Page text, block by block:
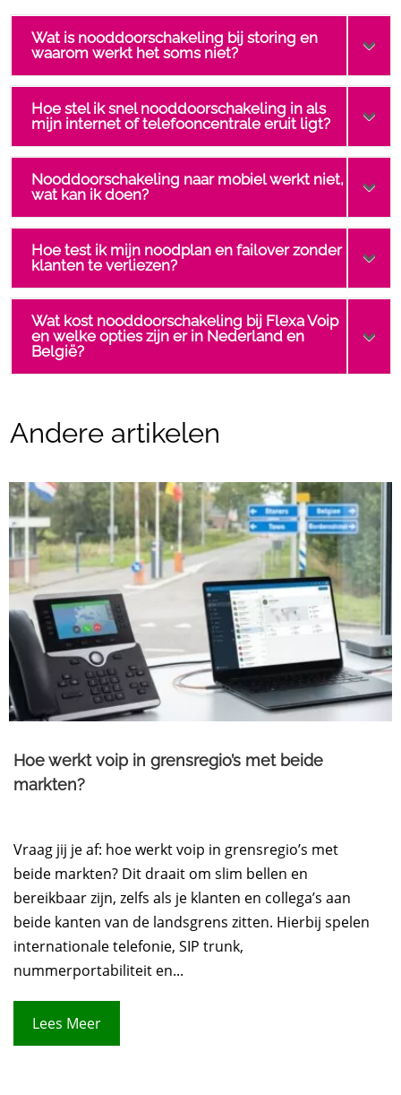
Wat is nooddoorschakeling bij storing en
waarom werkt het soms niet?
Hoe stel ik snel nooddoorschakeling in als
mijn internet of telefooncentrale eruit ligt?
Nooddoorschakeling naar mobiel werkt niet,
wat kan ik doen?
Hoe test ik mijn noodplan en failover zonder
klanten te verliezen?
Wat kost nooddoorschakeling bij Flexa Voip
en welke opties zijn er in Nederland en
België?
Andere artikelen
Hoe werkt voip in grensregio’s met beide
markten?
Vraag jij je af: hoe werkt voip in grensregio’s met
beide markten? Dit draait om slim bellen en
bereikbaar zijn, zelfs als je klanten en collega’s aan
beide kanten van de landsgrens zitten. Hierbij spelen
internationale telefonie, SIP trunk,
nummerportabiliteit en...
Lees Meer